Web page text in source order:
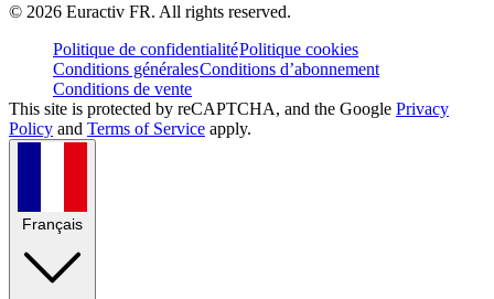
© 2026 Euractiv FR. All rights reserved.
Politique de confidentialitéPolitique cookies
Conditions généralesConditions d’abonnement
Conditions de vente
This site is protected by reCAPTCHA, and the Google Privacy
Policy and Terms of Service apply.
Français